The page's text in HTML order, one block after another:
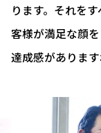
ります。それを
客様が満足な顔
達成感があります